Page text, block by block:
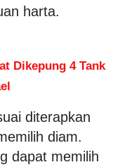
harta.
Dikepung 4 Tank
diterapkan
diam.
dapat memilih